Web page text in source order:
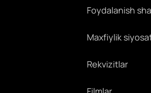
Foydalanish
Maxfiylik
Rekvizitlar